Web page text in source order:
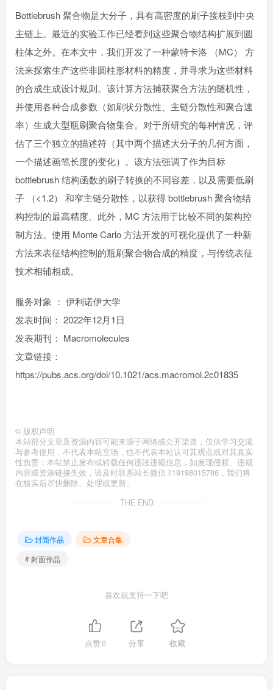
Bottlebrush 聚合物是大分子，具有高密度的刷子接枝到中央
主链上。最近的实验工作已经看到这些聚合物结构扩展到圆
柱体之外。在本文中，我们开发了一种蒙特卡洛 （MC） 方
法来探索生产这些非圆柱形材料的精度，并寻求为这些材料
的合成生成设计规则。该计算方法捕获聚合方法的随机性，
并使用各种合成参数（如刷状分散性、主链分散性和聚合速
率）生成大型瓶刷聚合物集合。对于所研究的每种情况，评
估了三个独立的描述符（其中两个描述大分子的几何方面，
一个描述画笔长度的变化）。该方法强调了作为目标
bottlebrush 结构函数的刷子转换的不同容差，以及需要低刷
子 （<1.2） 和窄主链分散性，以获得 bottlebrush 聚合物结
构控制的最高精度。此外，MC 方法用于比较不同的架构控
制方法。使用 Monte Carlo 方法开发的可视化提供了一种新
方法来表征结构控制的瓶刷聚合物合成的精度，与传统表征
技术相辅相成。
服务对象 ： 伊利诺伊大学
发表时间： 2022年12月1日
发表期刊： Macromolecules
文章链接：
https://pubs.acs.org/doi/10.1021/acs.macromol.2c01835
© 版权声明
本站部分文章及资源内容可能来源于网络或公开渠道，仅供学习交流
与参考使用，不代表本站立场，也不代表本站认可其观点或对其真实
性负责；本站禁止发布或转载任何违法违规信息，如发现侵权、违规
内容或资源链接失效，请及时联系站长微信 li19198015786，我们将
在核实后尽快删除、处理或更新。
THE END
封面作品
文章合集
# 封面作品
喜欢就支持一下吧
点赞0 分享 收藏